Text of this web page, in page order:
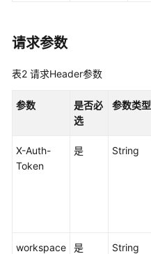
佳
践
参
考
必
请求参数
表2 请求Header参数
参数
是否必
选
参数类型
X-Auth-
Token
是 String
workspace 是 String